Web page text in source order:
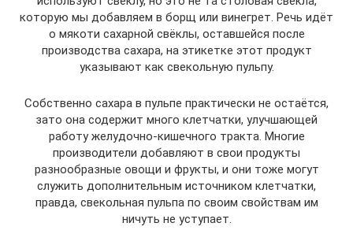
которую мы добавляем в борщ или винегрет. Речь идёт
о мякоти сахарной свёклы, оставшейся после
производства сахара, на этикетке этот продукт
указывают как свекольную пульпу.
Собственно сахара в пульпе практически не остаётся,
зато она содержит много клетчатки, улучшающей
работу желудочно-кишечного тракта. Многие
производители добавляют в свои продукты
разнообразные овощи и фрукты, и они тоже могут
служить дополнительным источником клетчатки,
правда, свекольная пульпа по своим свойствам им
ничуть не уступает.